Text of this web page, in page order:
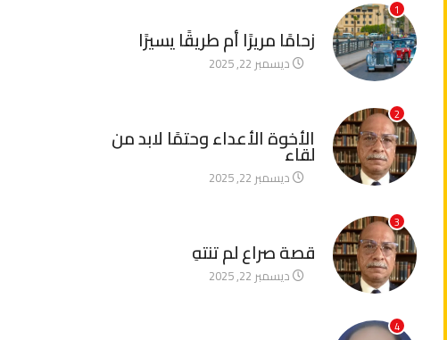
1
زحامًا مريرًا أم طريقًا يسيرًا
ديسمبر 22, 2025
2
الأخوة الأعداء وحتمًا لابد من
لقاء
ديسمبر 22, 2025
3
قصة صراع لم تنتهِ
ديسمبر 22, 2025
4